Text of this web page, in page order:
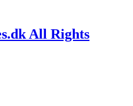
All Rights